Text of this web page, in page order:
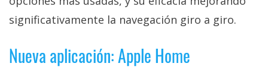
significativamente la navegación giro a giro.
Nueva aplicación: Apple Home